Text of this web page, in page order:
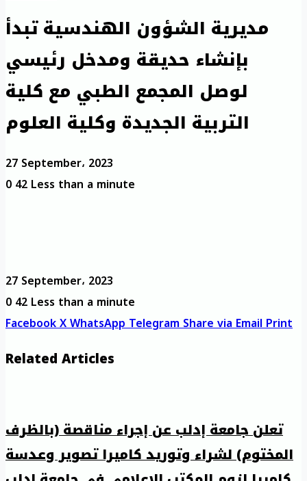
مديرية الشؤون الهندسية تبدأ
بإنشاء حديقة ومدخل رئيسي
لوصل المجمع الطبي مع كلية
التربية الجديدة وكلية العلوم
27 September، 2023
042Less than a minute
27 September، 2023
042Less than a minute
FacebookXWhatsAppTelegramShare via EmailPrint
Related Articles
تعلن جامعة إدلب عن إجراء مناقصة (بالظرف
المختوم) لشراء وتوريد كاميرا تصوير وعدسة